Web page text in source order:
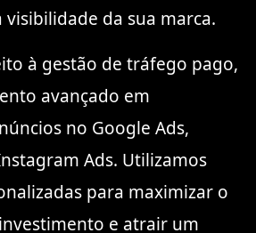
da sua marca.
à gestão de tráfego pago,
avançado em
no Google Ads,
Ads. Utilizamos
para maximizar o
e atrair um